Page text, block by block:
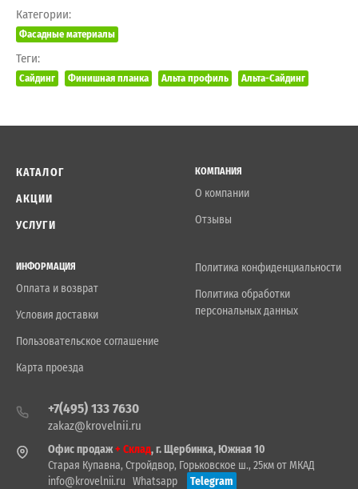
Категории:
Фасадные материалы
Теги:
Сайдинг Финишная планка Альта профиль Альта-Сайдинг
КАТАЛОГ
АКЦИИ
УСЛУГИ
КОМПАНИЯ
О компании
Отзывы
ИНФОРМАЦИЯ
Оплата и возврат
Условия доставки
Пользовательское соглашение
Карта проезда
Политика конфиденциальности
Политика обработки
персональных данных
+7(495) 133 7630
zakaz@krovelnii.ru
Офис продаж+ Склад, г. Щербинка, Южная 10
Старая Купавна, Стройдвор, Горьковское ш., 25км от МКАД
info@krovelnii.ru Whatsapp
Telegram